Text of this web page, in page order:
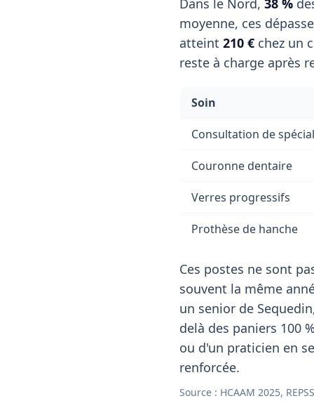
Dans le Nord, 38 %
moyenne, ces
atteint 210 € chez un
reste à charge après
Soin
Consultation de
Couronne dentaire
Verres progressifs
Prothèse de hanche
Ces postes ne sont
souvent la même
un senior de
delà des paniers 100
ou d'un praticien en
renforcée.
Source : HCAAM 2025,